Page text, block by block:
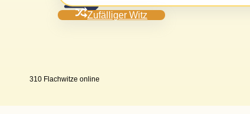
Zufälliger Witz
310 Flachwitze online